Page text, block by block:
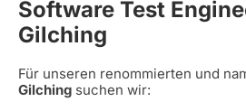
Software Test
Gilching
Für unseren renommierten und
Gilching suchen wir: